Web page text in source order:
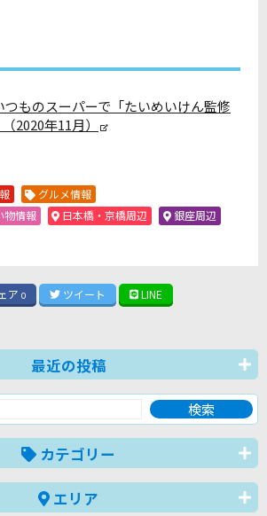
つものスーパーで「たいめいけん監修
2020年11月）
グルメ情報
物情報
日本橋・京橋周辺
銀座周辺
ア 0 ツイート LINE
最近の投稿
カテゴリー
エリア